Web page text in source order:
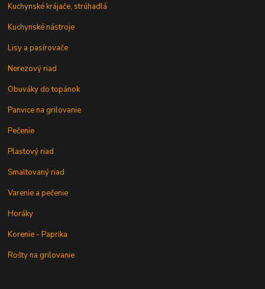
Kuchynské krájače, strúhadlá
Kuchynské nástroje
Lisy a pasírovače
Nerezový riad
Obuváky do topánok
Panvice na grilovanie
Pečenie
Plastový riad
Smaltovaný riad
Varenie a pečenie
Horáky
Korenie - Paprika
Rošty na grilovanie